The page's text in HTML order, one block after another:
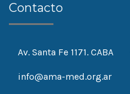
Contacto
Av. Santa Fe 1171. CABA
info@ama-med.org.ar